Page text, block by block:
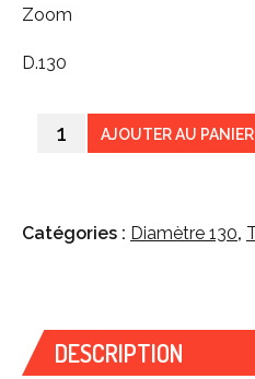
Zoom
D.130
AJOUTER AU PANIER
Catégories : Diamètre 130,
DESCRIPTION